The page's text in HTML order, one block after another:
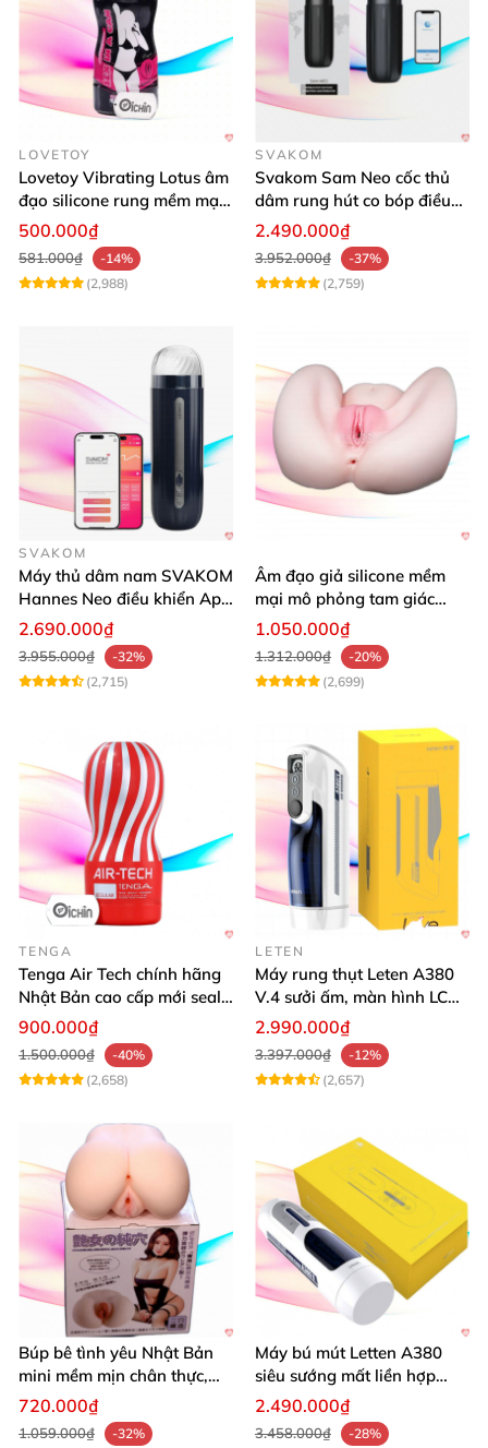
LOVETOY
Lovetoy Vibrating Lotus âm
đạo silicone rung mềm mại
kích thích
500.000₫
581.000₫
-14%
(2,988)
SVAKOM
Svakom Sam Neo cốc thủ
dâm rung hút co bóp điều
khiển App tiện lợi
2.490.000₫
3.952.000₫
-37%
(2,759)
SVAKOM
Máy thủ dâm nam SVAKOM
Hannes Neo điều khiển App
tiện lợi
2.690.000₫
3.955.000₫
-32%
(2,715)
Âm đạo giả silicone mềm
mại mô phỏng tam giác
vàng sexy
1.050.000₫
1.312.000₫
-20%
(2,699)
TENGA
Tenga Air Tech chính hãng
Nhật Bản cao cấp mới seal
giá tốt
900.000₫
1.500.000₫
-40%
(2,658)
LETEN
Máy rung thụt Leten A380
V.4 sưởi ấm, màn hình LCD,
cực đã
2.990.000₫
3.397.000₫
-12%
(2,657)
Búp bê tình yêu Nhật Bản
mini mềm mịn chân thực,
mông tròn quyến rũ
720.000₫
1.059.000₫
-32%
Máy bú mút Letten A380
siêu sướng mất liền hợp
chói
2.490.000₫
3.458.000₫
-28%